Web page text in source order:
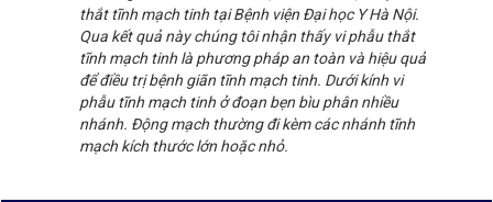
thắt tĩnh mạch tinh tại Bệnh viện Đại học Y Hà Nội.
Qua kết quả này chúng tôi nhận thấy vi phẫu thắt
tĩnh mạch tinh là phương pháp an toàn và hiệu quả
để điều trị bệnh giãn tĩnh mạch tinh. Dưới kính vi
phẫu tĩnh mạch tinh ở đoạn bẹn bìu phân nhiều
nhánh. Động mạch thường đi kèm các nhánh tĩnh
mạch kích thước lớn hoặc nhỏ.